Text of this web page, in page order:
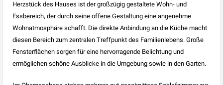
Herzstück des Hauses ist der großzügig gestaltete Wohn- und
Essbereich, der durch seine offene Gestaltung eine angenehme
Wohnatmosphäre schafft. Die direkte Anbindung an die Küche macht
diesen Bereich zum zentralen Treffpunkt des Familienlebens. Große
Fensterflächen sorgen für eine hervorragende Belichtung und
ermöglichen schöne Ausblicke in die Umgebung sowie in den Garten.